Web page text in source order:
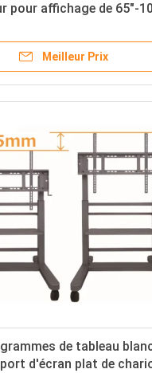
pour affichage de 65"-
Meilleur Prix
de tableau
d'écran plat de